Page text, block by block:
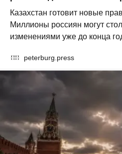
Казахстан готовит новые
Миллионы россиян могут
изменениями уже до конца
peterburg.press